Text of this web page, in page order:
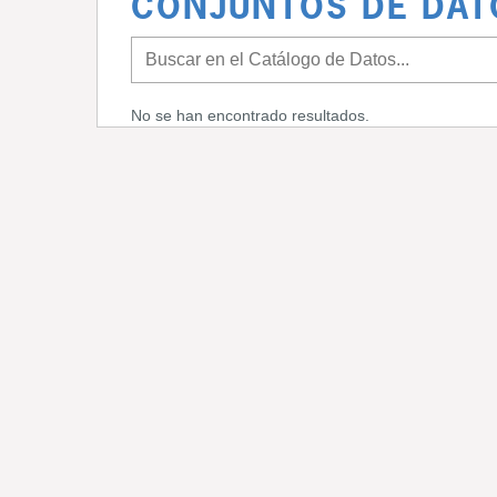
CONJUNTOS DE
No se han encontrado resultados.